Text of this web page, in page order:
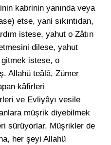
kabrinin yanında veya
etse, yani sıkıntıdan,
istese, yahut o Zâtın
dilese, yahut
istese, o
Allahü teâlâ, Zümer
kâfirleri
ve Evliyâyı vesile
müşrik diyebilmek
sürüyorlar. Müşrikler de
her şeyi Allahü